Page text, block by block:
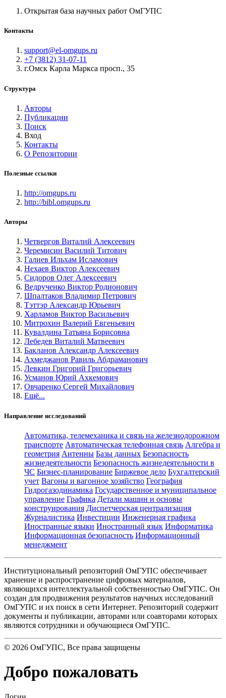
Открытая база научных работ ОмГУПС
Контакты
support@el-omgups.ru
+7 (3812) 31-07-11
г.Омск Карла Маркса просп., 35
Структура
Авторы
Публикации
Поиск
Вход
Контакты
О Репозитории
Полезные ссылки
http://omgups.ru
http://bibl.omgups.ru
Авторы
Четвергов Виталий Алексеевич
Черемисин Василий Титович
Галиев Ильхам Исламович
Нехаев Виктор Алексеевич
Сидоров Олег Алексеевич
Ведрученко Виктор Родионович
Шпалтаков Владимир Петрович
Тэттэр Александр Юрьевич
Харламов Виктор Васильевич
Митрохин Валерий Евгеньевич
Кувалдина Татьяна Борисовна
Лебедев Виталий Матвеевич
Бакланов Александр Алексеевич
Ахмеджанов Равиль Абдраманович
Левкин Григорий Григорьевич
Усманов Юрий Ахкемович
Овчаренко Сергей Михайлович
Ещё...
Направление исследований
Автоматика, телемеханика и связь на железнодорожном
транспорте Автоматическая телефонная связь Алгебра и
геометрия Антенны Базы данных Безопасность
жизнедеятельности Безопасность жизнедеятельности в
ЧС Бизнес-планирование Биржевое дело Бухгалтерский
учет Вагоны и вагонное хозяйство География
Гидрогазодинамика Государственное и муниципальное
управление Графика Детали машин и основы
конструирования Диспетчерская централизация
Журналистика Инвестиции Инженерная графика
Иностранные языки Иностранный язык Информатика
Информационная безопасность Информационный
менеджмент
Институциональный репозиторий ОмГУПС обеспечивает
хранение и распространение цифровых материалов,
являющихся интеллектуальной собственностью ОмГУПС. Он
создан для продвижения результатов научных исследований
ОмГУПС и их поиск в сети Интернет. Репозиторий содержит
документы и публикации, авторами или соавторами которых
являются сотрудники и обучающиеся ОмГУПС.
© 2026 ОмГУПС, Все права защищены
Добро пожаловать